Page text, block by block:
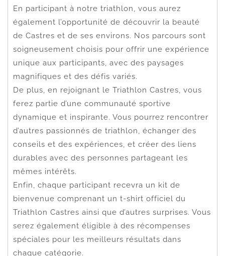
En participant à notre triathlon, vous aurez
également l’opportunité de découvrir la beauté
de Castres et de ses environs. Nos parcours sont
soigneusement choisis pour offrir une expérience
unique aux participants, avec des paysages
magnifiques et des défis variés.
De plus, en rejoignant le Triathlon Castres, vous
ferez partie d’une communauté sportive
dynamique et inspirante. Vous pourrez rencontrer
d’autres passionnés de triathlon, échanger des
conseils et des expériences, et créer des liens
durables avec des personnes partageant les
mêmes intérêts.
Enfin, chaque participant recevra un kit de
bienvenue comprenant un t-shirt officiel du
Triathlon Castres ainsi que d’autres surprises. Vous
serez également éligible à des récompenses
spéciales pour les meilleurs résultats dans
chaque catégorie.